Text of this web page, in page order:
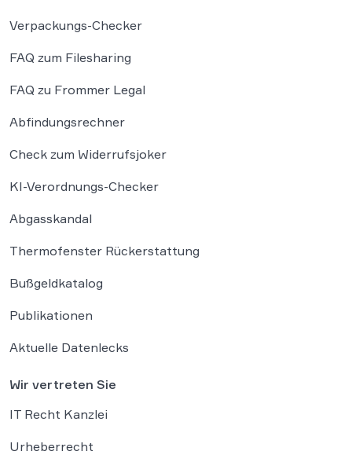
Verpackungs-Checker
FAQ zum Filesharing
FAQ zu Frommer Legal
Abfindungsrechner
Check zum Widerrufsjoker
KI-Verordnungs-Checker
Abgasskandal
Thermofenster Rückerstattung
Bußgeldkatalog
Publikationen
Aktuelle Datenlecks
Wir vertreten Sie
IT Recht Kanzlei
Urheberrecht